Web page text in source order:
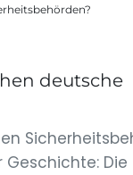
deutsche